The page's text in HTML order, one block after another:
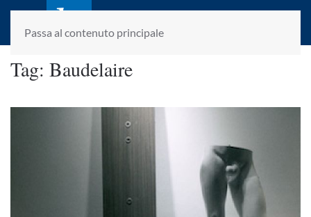
Passa al contenuto principale
laletteraturaenoi.it
fondato da Romano Luperini
Tag: Baudelaire